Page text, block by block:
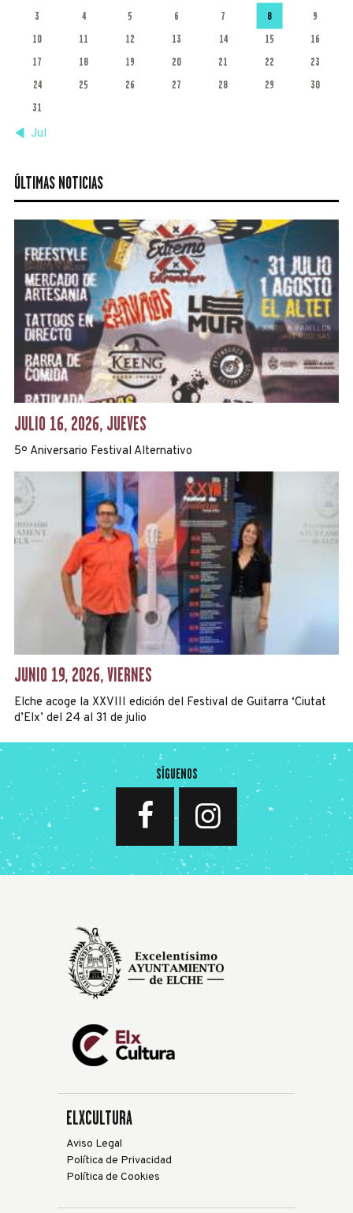
3
4 5 6 7 8
9
10
11 12 13 14 15
16
17
18 19 20 21 22
23
24
25 26 27 28 29
30
31
« Jul
ÚLTIMAS NOTICIAS
JULIO 16, 2026, JUEVES
5º Aniversario Festival Alternativo
JUNIO 19, 2026, VIERNES
Elche acoge la XXVIII edición del Festival de Guitarra ‘Ciutat
d’Elx’ del 24 al 31 de julio
SÍGUENOS
ELXCULTURA
Aviso Legal
Política de Privacidad
Política de Cookies